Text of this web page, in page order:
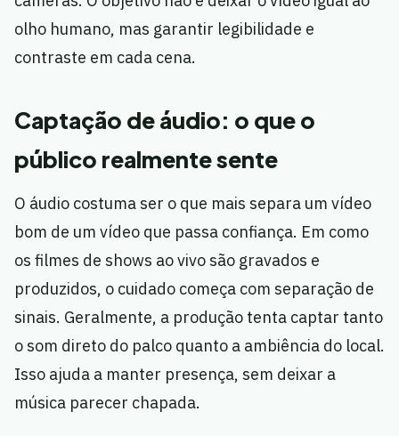
olho humano, mas garantir legibilidade e
contraste em cada cena.
Captação de áudio: o que o
público realmente sente
O áudio costuma ser o que mais separa um vídeo
bom de um vídeo que passa confiança. Em como
os filmes de shows ao vivo são gravados e
produzidos, o cuidado começa com separação de
sinais. Geralmente, a produção tenta captar tanto
o som direto do palco quanto a ambiência do local.
Isso ajuda a manter presença, sem deixar a
música parecer chapada.